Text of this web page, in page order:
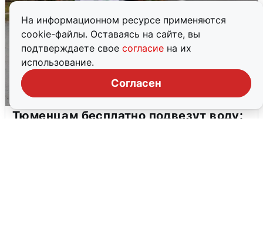
На информационном ресурсе применяются
cookie-файлы. Оставаясь на сайте, вы
подтверждаете свое согласие на их
использование.
Согласен
Тюменцам бесплатно подвезут воду: